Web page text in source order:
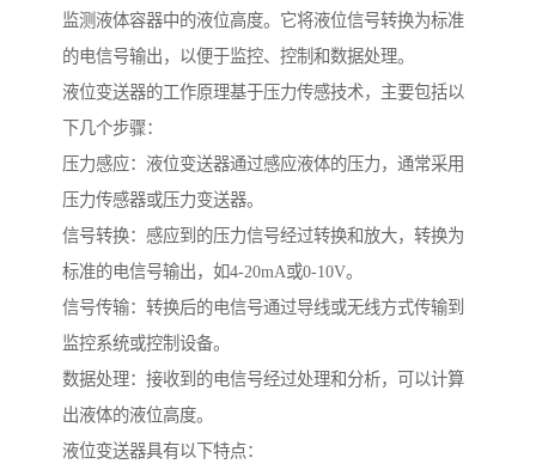
监测液体容器中的液位高度。它将液位信号转换为标准
的电信号输出，以便于监控、控制和数据处理。
液位变送器的工作原理基于压力传感技术，主要包括以
下几个步骤：
压力感应：液位变送器通过感应液体的压力，通常采用
压力传感器或压力变送器。
信号转换：感应到的压力信号经过转换和放大，转换为
标准的电信号输出，如4-20mA或0-10V。
信号传输：转换后的电信号通过导线或无线方式传输到
监控系统或控制设备。
数据处理：接收到的电信号经过处理和分析，可以计算
出液体的液位高度。
液位变送器具有以下特点：